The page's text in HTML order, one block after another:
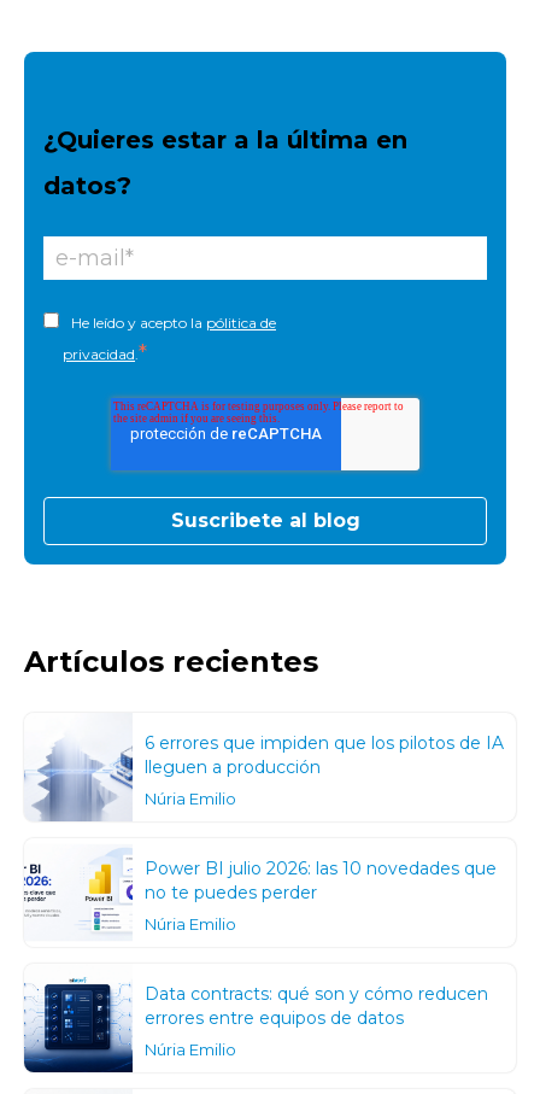
¿Quieres estar a la última en
datos?
He leído y acepto la pólitica de
privacidad *
Artículos recientes
6 errores que impiden que los pilotos de IA
lleguen a producción
Núria Emilio
Power BI julio 2026: las 10 novedades que
no te puedes perder
Núria Emilio
Data contracts: qué son y cómo reducen
errores entre equipos de datos
Núria Emilio